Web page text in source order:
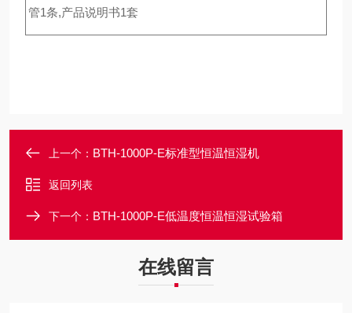
管1条,产品说明书1套
上一个： BTH-1000P-E标准型恒温恒湿机
返回列表
下一个： BTH-1000P-E低温度恒温恒湿试验箱
在线留言